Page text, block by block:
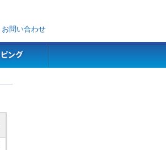
お問い合わせ